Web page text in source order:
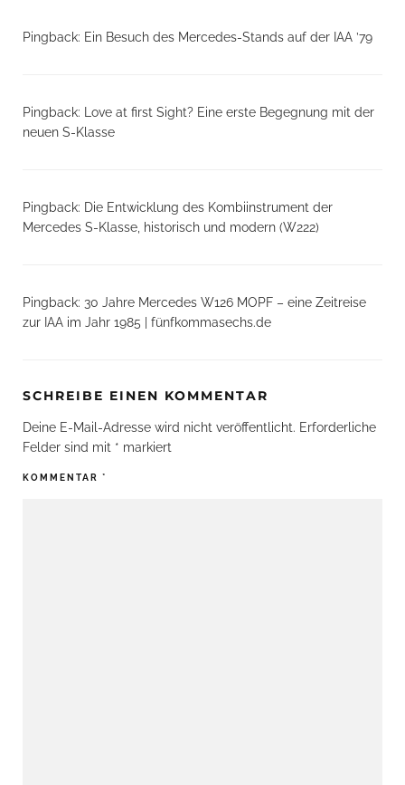
Pingback: Ein Besuch des Mercedes-Stands auf der IAA ’79
Pingback:
Love at first Sight? Eine erste Begegnung mit der
neuen S-Klasse
Pingback: Die Entwicklung des Kombiinstrument der
Mercedes S-Klasse, historisch und modern (W222)
Pingback: 30 Jahre Mercedes W126 MOPF – eine Zeitreise
zur IAA im Jahr 1985 | fünfkommasechs.de
SCHREIBE EINEN KOMMENTAR
Deine E-Mail-Adresse wird nicht veröffentlicht. Erforderliche
Felder sind mit * markiert
KOMMENTAR *